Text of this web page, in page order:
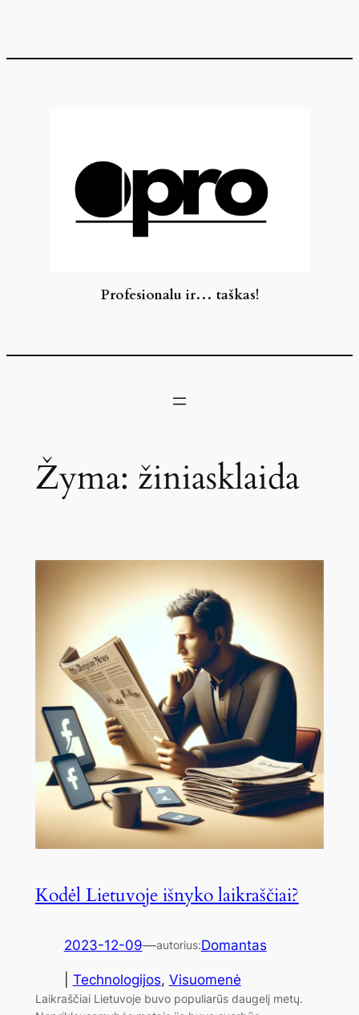
turinio
Profesionalu ir… taškas!
Žyma: žiniasklaida
Kodėl Lietuvoje išnyko laikraščiai?
2023-12-09—autorius:Domantas
Technologijos, Visuomenė
Laikraščiai Lietuvoje buvo populiarūs daugelį metų.